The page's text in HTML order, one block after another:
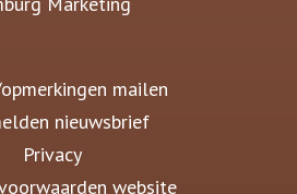
mailen
nieuwsbrief
Privacy
website